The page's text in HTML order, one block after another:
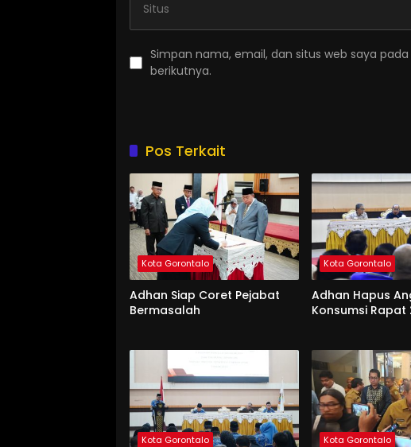
Simpan nama, email, dan situs web saya
berikutnya.
Pos Terkait
Kota Gorontalo
Adhan Siap Coret Pejabat
Bermasalah
Kota Gorontalo
Adhan Hapus
Konsumsi Rapat
Kota Gorontalo Kota Gorontalo